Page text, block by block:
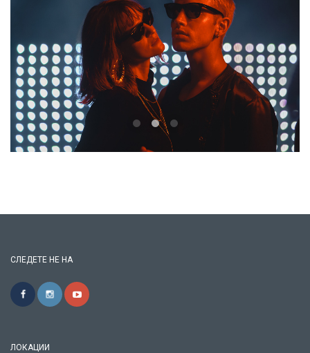
СЛЕДЕТЕ НЕ НА
ЛОКАЦИИ